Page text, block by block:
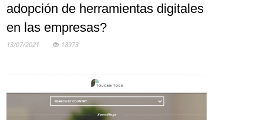
adopción de herramientas digitales
en las empresas?
13/07/2021 18973